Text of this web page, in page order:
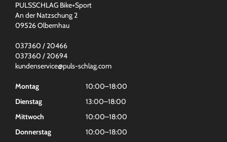
PULSSCHLAG Bike+Sport
An der Natzschung 2
09526 Olbernhau
037360 / 20466
037360 / 20694
kundenservice@puls-schlag.com
Montag
10:00–18:00
Dienstag
13:00–18:00
Mittwoch
10:00–18:00
Donnerstag
10:00–18:00